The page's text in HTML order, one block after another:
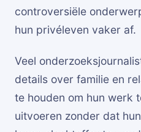
controversiële
hun privéleven vaker af.
Veel
details over familie en
te houden om hun werk
uitvoeren zonder dat